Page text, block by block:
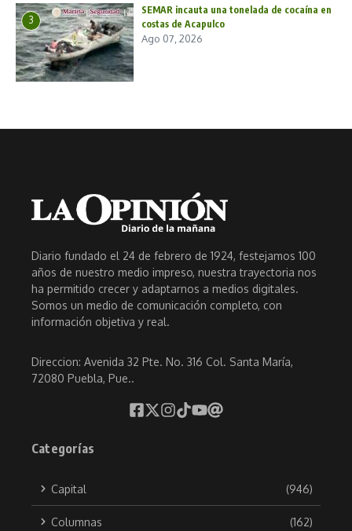
3
SEMAR incauta una tonelada de cocaína en
costas de Acapulco
Ago 07, 2026
Diario fundado el 24 de febrero de 1924, festejamos 100
años de nuestro medio impreso, nuestra trayectoria nos
ha permitido crecer y adaptarnos a medios digitales.
Somos un medio de comunicación completo, con
información objetiva y real.
Direccion: Avenida 32 Pte. No. 316 Col. Santa María,
72080 Puebla, Pue..
Categorías
Capital (946)
Columnas (162)